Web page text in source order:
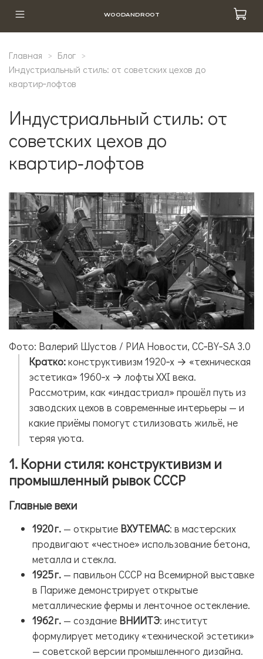
WOODANDROOT
Главная
Блог
Индустриальный стиль: от советских цехов до
квартир‑лофтов
Индустриальный стиль: от
советских цехов до
квартир‑лофтов
Фото: Валерий Шустов / РИА Новости, CC‑BY‑SA 3.0
Кратко:конструктивизм 1920‑х → «техническая
эстетика» 1960‑х → лофты XXI века.
Рассмотрим, как «индастриал» прошёл путь из
заводских цехов в современные интерьеры — и
какие приёмы помогут стилизовать жильё, не
теряя уюта.
1. Корни стиля: конструктивизм и
промышленный рывок СССР
Главные вехи
1920 г. — открытие ВХУТЕМАС: в мастерских
продвигают «честное» использование бетона,
металла и стекла.
1925 г. — павильон СССР на Всемирной выставке
в Париже демонстрирует открытые
металлические фермы и ленточное остекление.
1962 г. — создание ВНИИТЭ: институт
формулирует методику «технической эстетики»
— советской версии промышленного дизайна.